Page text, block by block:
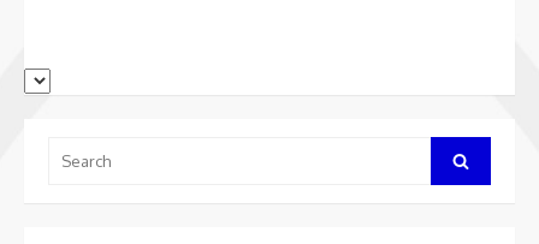
for:
Search